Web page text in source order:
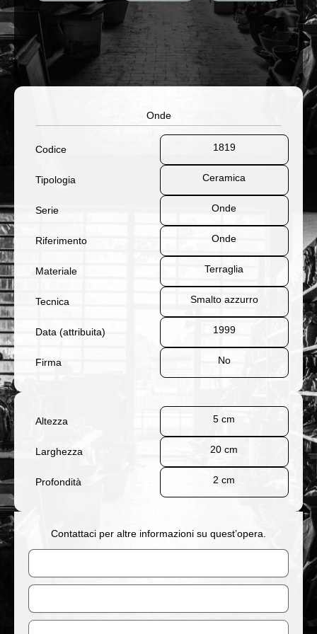
Onde
Codice 1819
Tipologia Ceramica
Serie Onde
Riferimento Onde
Materiale Terraglia
Tecnica Smalto azzurro
Data (attribuita) 1999
Firma No
Altezza 5 cm
Larghezza 20 cm
Profondità 2 cm
Contattaci per altre informazioni su quest’opera.
Nome
Email
Messaggio